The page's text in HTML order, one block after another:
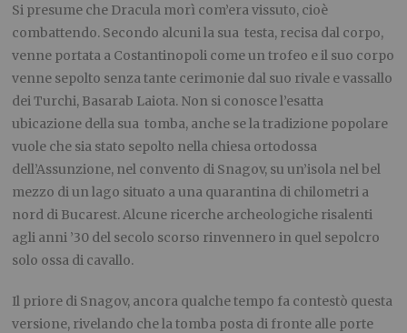
Si presume che Dracula morì com’era vissuto, cioè
combattendo. Secondo alcuni la sua testa, recisa dal corpo,
venne portata a Costantinopoli come un trofeo e il suo corpo
venne sepolto senza tante cerimonie dal suo rivale e vassallo
dei Turchi, Basarab Laiota. Non si conosce l’esatta
ubicazione della sua tomba, anche se la tradizione popolare
vuole che sia stato sepolto nella chiesa ortodossa
dell’Assunzione, nel convento di Snagov, su un’isola nel bel
mezzo di un lago situato a una quarantina di chilometri a
nord di Bucarest. Alcune ricerche archeologiche risalenti
agli anni ’30 del secolo scorso rinvennero in quel sepolcro
solo ossa di cavallo.
Il priore di Snagov, ancora qualche tempo fa contestò questa
versione, rivelando che la tomba posta di fronte alle porte